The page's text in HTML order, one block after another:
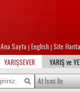
Ana Sayfa English Site
YARIŞSEVER YARIŞ ve
At İsmi İle